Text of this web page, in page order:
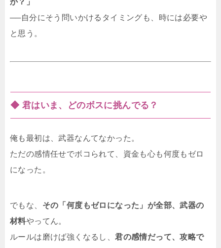
か？」
──自分にそう問いかけるタイミングも、時には必要や
と思う。
◆ 君はいま、どのボスに挑んでる？
俺も最初は、武器なんてなかった。
ただの感情任せでボコられて、資金も心も何度もゼロ
になった。
でもな、 その「何度もゼロになった」が全部、武器の
材料やってん。
ルールは磨けば強くなるし、君の感情だって、攻略で